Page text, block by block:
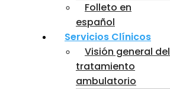
Folleto en
español
Servicios Clínicos
Visión general del
tratamiento
ambulatorio